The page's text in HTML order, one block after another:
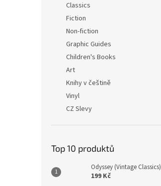
Classics
Fiction
Non-fiction
Graphic Guides
Children's Books
Art
Knihy v češtině
Vinyl
CZ Slevy
Top 10 produktů
Odyssey (Vintage Classics)
199 Kč